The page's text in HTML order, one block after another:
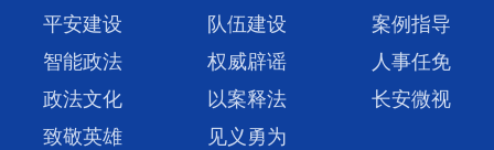
平安建设
队伍建设
案例指导
智能政法
权威辟谣
人事任免
政法文化
以案释法
长安微视
致敬英雄
见义勇为